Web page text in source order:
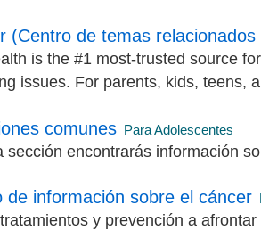
(Centro de temas
is the #1 most-trusted source
issues. For parents, kids, teens,
comunes Para Adolescentes
sección encontrarás información
de información sobre el cáncer
y prevención a